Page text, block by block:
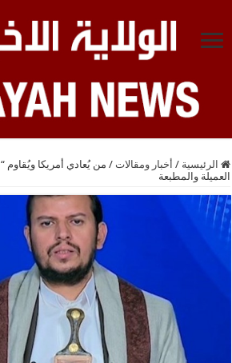
الرئيسية / أخبار ومقالات / من يُعادي أمريكا ويُقاوم
العميلة والمطبعة